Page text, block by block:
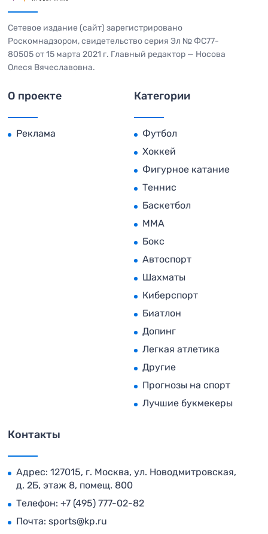
Сетевое издание (сайт) зарегистрировано
Роскомнадзором, свидетельство серия Эл № ФС77-
80505 от 15 марта 2021 г. Главный редактор — Носова
Олеся Вячеславовна.
О проекте
Реклама
Категории
Футбол
Хоккей
Фигурное катание
Теннис
Баскетбол
MMA
Бокс
Автоспорт
Шахматы
Киберспорт
Биатлон
Допинг
Легкая атлетика
Другие
Прогнозы на спорт
Лучшие букмекеры
Контакты
Адрес: 127015, г. Москва, ул. Новодмитровская,
д. 2Б, этаж 8, помещ. 800
Телефон: +7 (495) 777-02-82
Почта: sports@kp.ru